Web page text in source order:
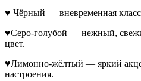
♥ Чёрный — вневременная
♥Серо-голубой — нежный,
цвет.
♥Лимонно-жёлтый — яркий
настроения.